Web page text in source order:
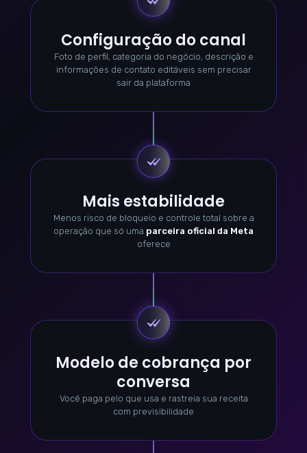
Configuração do canal
Foto de perfil, categoria do negócio, descrição e
informações de contato editáveis sem precisar
sair da plataforma
Mais estabilidade
Menos risco de bloqueio e controle total sobre a
operação que só uma parceira oficial da Meta
oferece
Modelo de cobrança por
conversa
Você paga pelo que usa e rastreia sua receita
com previsibilidade